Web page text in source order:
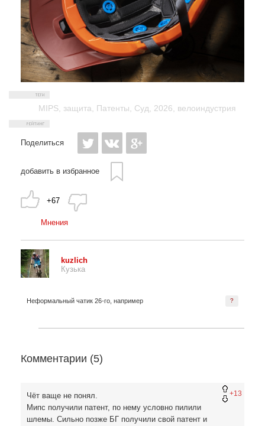
MIPS, защита, Патенты, Суд, 2026, велоиндустрия
Поделиться
добавить в избранное
+67
Мнения
kuzlich
Кузька
?
Неформальный чатик 26-го, например
Комментарии (5)
+13
Чёт ваще не понял.
Мипс получили патент, по нему условно пилили
шлемы. Сильно позже БГ получили свой патент и